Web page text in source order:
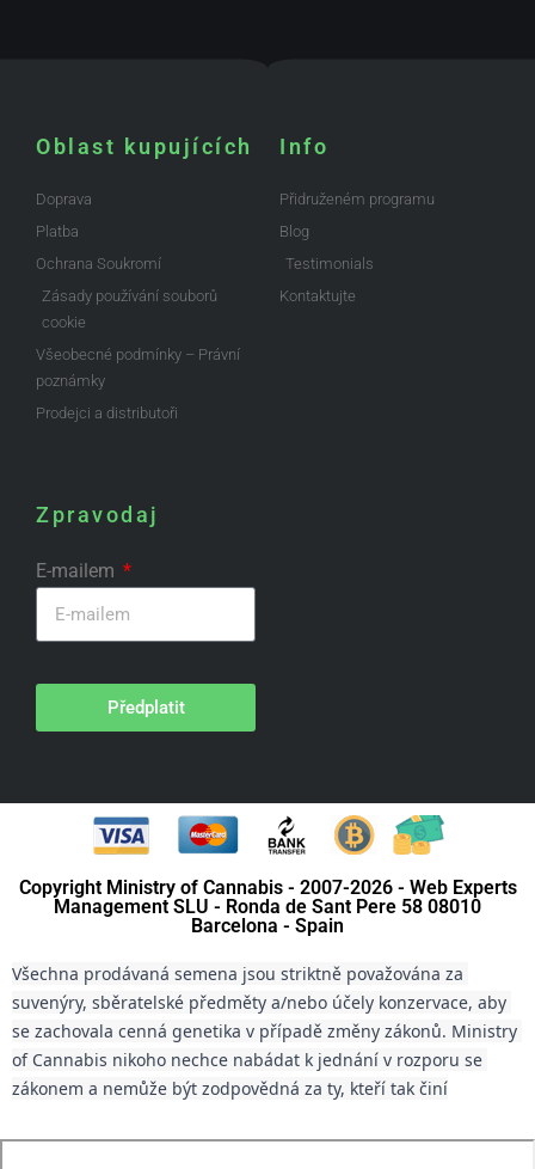
Oblast kupujících
Doprava
Platba
Ochrana Soukromí
Zásady používání souborů
cookie
Všeobecné podmínky – Právní
poznámky
Prodejci a distributoři
Info
Přidruženém programu
Blog
Testimonials
Kontaktujte
Zpravodaj
E-mailem
Předplatit
Copyright Ministry of Cannabis - 2007-2026 - Web Experts
Management SLU - Ronda de Sant Pere 58 08010
Barcelona - Spain
Všechna prodávaná semena jsou striktně považována za
suvenýry, sběratelské předměty a/nebo účely konzervace, aby
se zachovala cenná genetika v případě změny zákonů. Ministry
of Cannabis nikoho nechce nabádat k jednání v rozporu se
zákonem a nemůže být zodpovědná za ty, kteří tak činí